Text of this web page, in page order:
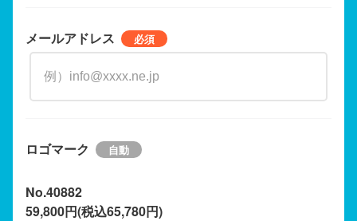
メールアドレス
ロゴマーク
No.40882
59,800円(税込65,780円)